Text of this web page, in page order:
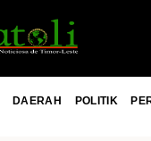
DAERAH POLITIK